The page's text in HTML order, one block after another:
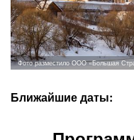
Фото разместило ООО «Большая
Ближайшие даты: